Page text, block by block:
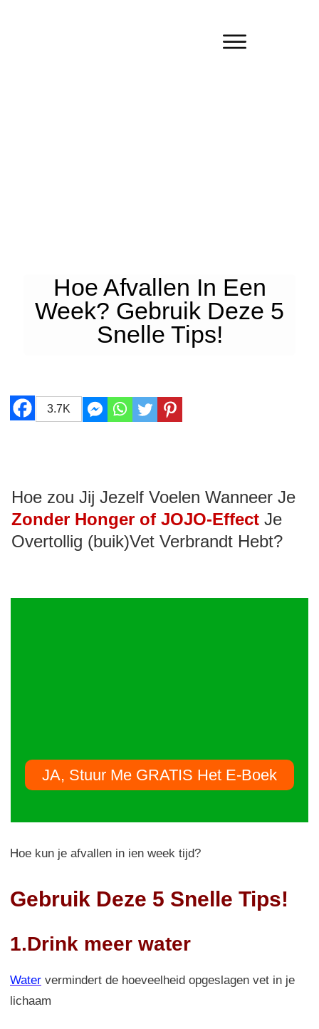
Hoe Afvallen In Een
Week? Gebruik Deze 5
Snelle Tips!
3.7K
Hoe zou Jij Jezelf Voelen Wanneer Je
Zonder Honger of JOJO-Effect Je
Overtollig (buik)Vet Verbrandt Hebt?
JA, Stuur Me GRATIS Het E-Boek
Hoe kun je afvallen in ien week tijd?
Gebruik Deze 5 Snelle Tips!
1.Drink meer water
Water vermindert de hoeveelheid opgeslagen vet in je
lichaam